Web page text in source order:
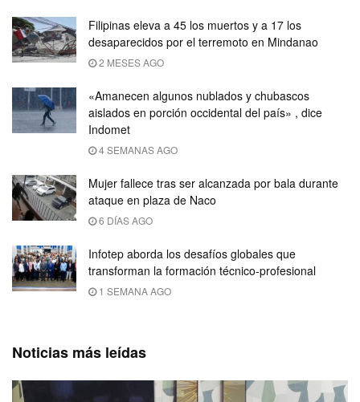
Filipinas eleva a 45 los muertos y a 17 los
desaparecidos por el terremoto en Mindanao
2 MESES AGO
«Amanecen algunos nublados y chubascos
aislados en porción occidental del país» , dice
Indomet
4 SEMANAS AGO
Mujer fallece tras ser alcanzada por bala durante
ataque en plaza de Naco
6 DÍAS AGO
Infotep aborda los desafíos globales que
transforman la formación técnico-profesional
1 SEMANA AGO
Noticias más leídas